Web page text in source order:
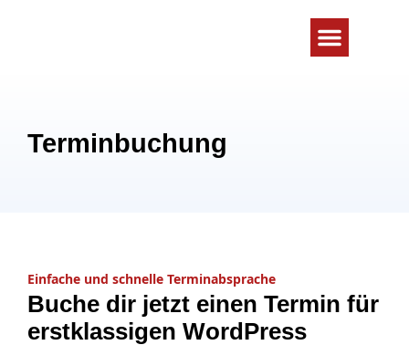
Terminbuchung
Einfache und schnelle Terminabsprache
Buche dir jetzt einen Termin für
erstklassigen WordPress